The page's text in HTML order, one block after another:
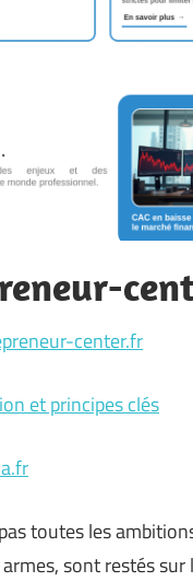
center.fr
et principes clés
toutes les
sont restés